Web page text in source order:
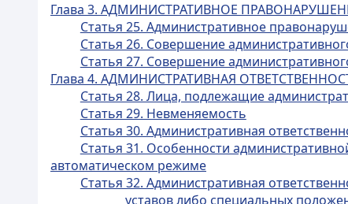
Глава 3. АДМИНИСТРАТИВНОЕ
Статья 25. Административное
Статья 26. Совершение
Статья 27. Совершение
Глава 4. АДМИНИСТРАТИВНАЯ
Статья 28. Лица, подлежащие
Статья 29. Невменяемость
Статья 30. Административная
Статья 31. Особенности
автоматическом режиме
Статья 32. Административная
уставов либо специальных